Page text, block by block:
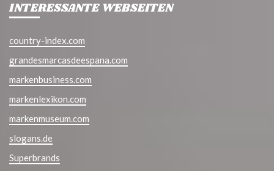
INTERESSANTE WEBSEITEN
country-index.com
grandesmarcasdeespana.com
markenbusiness.com
markenlexikon.com
markenmuseum.com
slogans.de
Superbrands